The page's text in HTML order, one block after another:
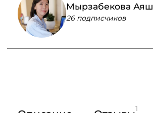
Мырзабекова Аяш
26 подписчиков
1